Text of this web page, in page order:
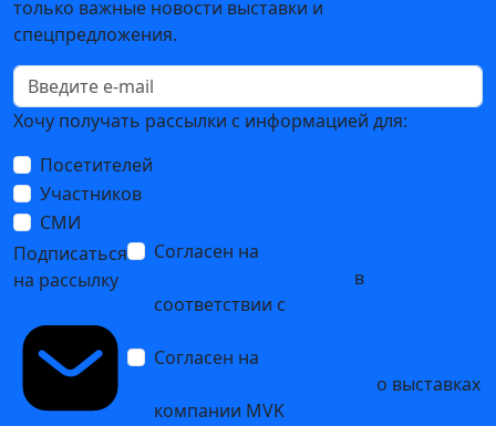
только важные новости выставки и
спецпредложения.
Хочу получать рассылки с информацией для:
Посетителей
Участников
СМИ
Подписаться
на рассылку
Согласен на
в
соответствии с
Согласен на
о выставках
компании MVK